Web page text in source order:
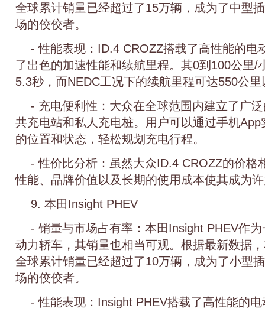
全球累计销量已经超过了15万辆，成为了中型
场的佼佼者。
- 性能表现：ID.4 CROZZ搭载了高性能的电
了出色的加速性能和续航里程。其0到100公里/
5.3秒，而NEDC工况下的续航里程可达550公里
- 充电便利性：大众在全球范围内建立了广
共充电站和私人充电桩。用户可以通过手机
的位置和状态，轻松规划充电行程。
- 性价比分析：虽然大众ID.4 CROZZ的价格
性能、品牌价值以及长期的使用成本使其成为
9. 本田Insight PHEV
- 销量与市场占有率：本田Insight PHEV作
动力轿车，其销量也相当可观。根据最新数据
全球累计销量已经超过了10万辆，成为了小型
场的佼佼者。
- 性能表现：Insight PHEV搭载了高性能的